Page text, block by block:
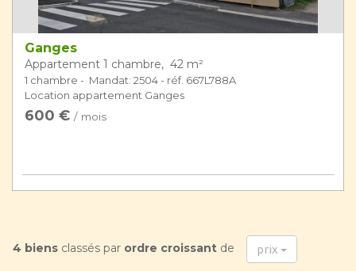
Ganges
Appartement 1 chambre, 42 m²
1 chambre - Mandat: 2504 - réf. 667L788A
Location appartement Ganges
600 € / mois
4 biens classés par ordre croissant de prix